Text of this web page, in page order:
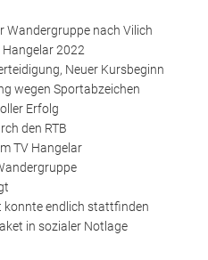
Wandergruppe nach Vilich
2022
Neuer Kursbeginn
wegen Sportabzeichen
Erfolg
den RTB
TV Hangelar
konnte endlich stattfinden
in sozialer Notlage